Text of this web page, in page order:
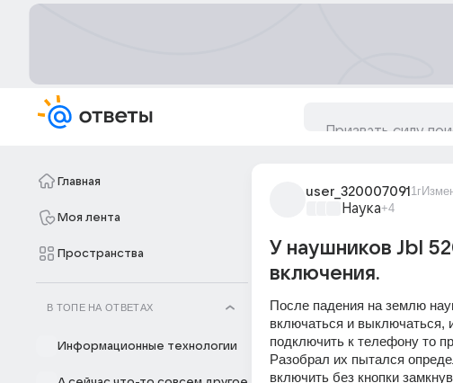
Главная
Моя лента
Пространства
В ТОПЕ НА ОТВЕТАХ
Информационные технологии
user_320007091 1г
Наука+4
У наушников Jbl
включения.
После падения на землю
включаться и выключаться,
подключить к телефону то
Разобрал их пытался
включить без кнопки